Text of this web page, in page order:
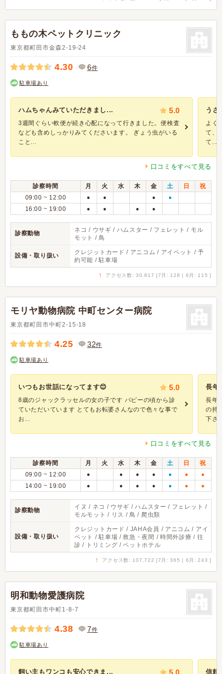
ももの木ペットクリニック
東京都町田市金森2-19-24
4.30 6件
駐車場あり
ハムちゃんみていただきまし... 5.0
3週間ぐらい軟便が続き心配になって行きました。便検査
なども含めしっかりみてくださいます。 ぎょう虫がいる
こと...
うさ
よく
て、
て...
口コミをすべて見る
診察時間 月 火 水 木 金 土 日
祝
09:00 ~ 12:00
● ● ● ●
16:00 ~ 19:00 ● ● ● ●
診察動物
ネコ / ウサギ / ハムスター / フェレット / モル
モット / 鳥
設備・取り扱い
クレジットカード / アニコム / アイペット / 予
約可能 / 駐車場
↑ アクセス数: 30,817 [7月: 128 | 6月: 115 ]
モリヤ動物病院 中町センター病院
東京都町田市中町2-15-18
4.25 32件
駐車場あり
いつもお世話になってます😊 5.0
8歳のジャックラッセルの女の子です パピーの頃から診
ていただいています とてもお転婆さんなので色々な事で
お...
長年
長年
の持
下さ
口コミをすべて見る
診察時間 月 火 水 木 金 土 日
祝
09:00 ~ 12:00
● ● ● ● ● ● ●
14:00 ~ 19:00 ● ● ● ● ● ● ●
診察動物
イヌ / ネコ / ウサギ / ハムスター / フェレット /
モルモット / リス / 鳥 / 爬虫類
設備・取り扱い
クレジットカード / JAHA会員 / アニコム / アイ
ペット / 駐車場 / 救急・夜間 / 時間外診療 / 往
診 / トリミング / ペットホテル
↑ アクセス数: 107,722 [7月: 365 | 6月: 243 ]
明和動物愛護病院
東京都町田市中町1-8-7
4.38 7件
駐車場あり
飼い主もワンコも安心できま... 5.0 信頼